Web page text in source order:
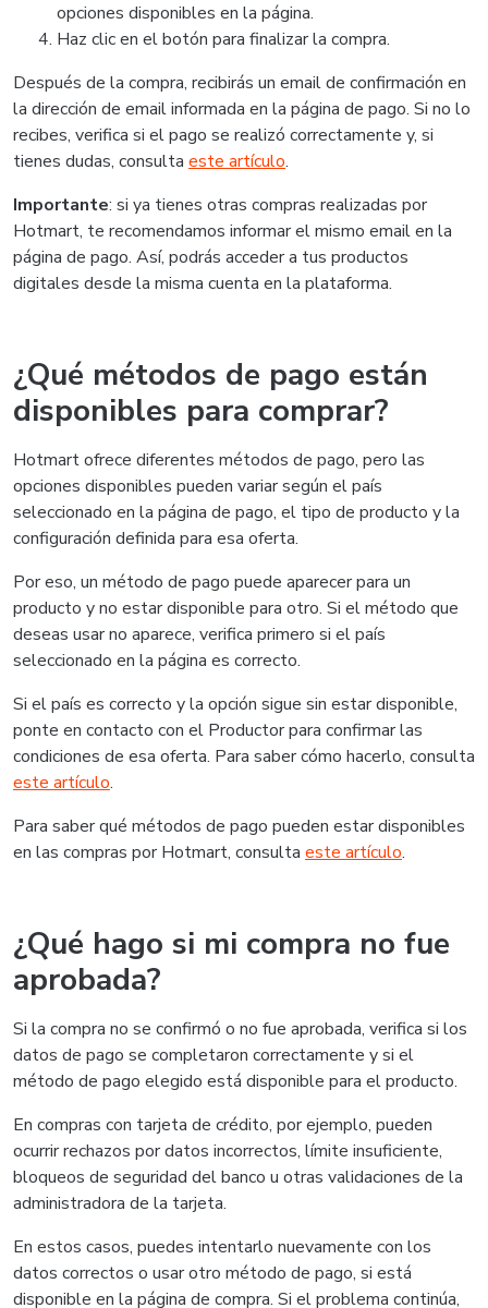
opciones disponibles en la página.
Haz clic en el botón para finalizar la compra.
Después de la compra, recibirás un email de confirmación en
la dirección de email informada en la página de pago. Si no lo
recibes, verifica si el pago se realizó correctamente y, si
tienes dudas, consulta este artículo.
Importante: si ya tienes otras compras realizadas por
Hotmart, te recomendamos informar el mismo email en la
página de pago. Así, podrás acceder a tus productos
digitales desde la misma cuenta en la plataforma.
¿Qué métodos de pago están
disponibles para comprar?
Hotmart ofrece diferentes métodos de pago, pero las
opciones disponibles pueden variar según el país
seleccionado en la página de pago, el tipo de producto y la
configuración definida para esa oferta.
Por eso, un método de pago puede aparecer para un
producto y no estar disponible para otro. Si el método que
deseas usar no aparece, verifica primero si el país
seleccionado en la página es correcto.
Si el país es correcto y la opción sigue sin estar disponible,
ponte en contacto con el Productor para confirmar las
condiciones de esa oferta. Para saber cómo hacerlo, consulta
este artículo.
Para saber qué métodos de pago pueden estar disponibles
en las compras por Hotmart, consulta este artículo.
¿Qué hago si mi compra no fue
aprobada?
Si la compra no se confirmó o no fue aprobada, verifica si los
datos de pago se completaron correctamente y si el
método de pago elegido está disponible para el producto.
En compras con tarjeta de crédito, por ejemplo, pueden
ocurrir rechazos por datos incorrectos, límite insuficiente,
bloqueos de seguridad del banco u otras validaciones de la
administradora de la tarjeta.
En estos casos, puedes intentarlo nuevamente con los
datos correctos o usar otro método de pago, si está
disponible en la página de compra. Si el problema continúa,